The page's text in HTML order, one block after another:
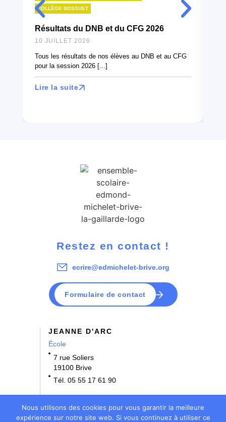
COLLÈGE BOSSUET
Résultats du DNB et du CFG 2026
10 JUILLET 2026
Tous les résultats de nos élèves au DNB et au CFG
pour la session 2026 [...]
Lire la suite
Restez en contact !
ecrire@edmichelet-brive.org
Formulaire de contact
JEANNE D'ARC
École
7 rue Soliers
19100 Brive
Tél. 05 55 17 61 90
École • Collège
Nous utilisons des cookies pour vous garantir la meilleure
expérience sur notre site web. Si vous continuez à utiliser ce